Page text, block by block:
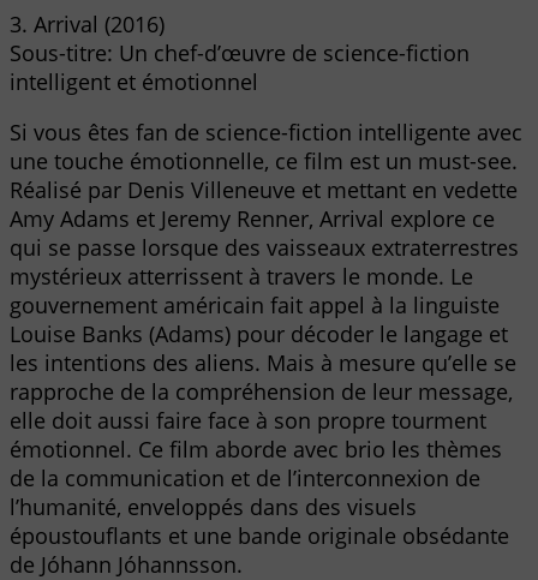
3. Arrival (2016)
Sous-titre: Un chef-d’œuvre de science-fiction
intelligent et émotionnel
Si vous êtes fan de science-fiction intelligente avec
une touche émotionnelle, ce film est un must-see.
Réalisé par Denis Villeneuve et mettant en vedette
Amy Adams et Jeremy Renner, Arrival explore ce
qui se passe lorsque des vaisseaux extraterrestres
mystérieux atterrissent à travers le monde. Le
gouvernement américain fait appel à la linguiste
Louise Banks (Adams) pour décoder le langage et
les intentions des aliens. Mais à mesure qu’elle se
rapproche de la compréhension de leur message,
elle doit aussi faire face à son propre tourment
émotionnel. Ce film aborde avec brio les thèmes
de la communication et de l’interconnexion de
l’humanité, enveloppés dans des visuels
époustouflants et une bande originale obsédante
de Jóhann Jóhannsson.